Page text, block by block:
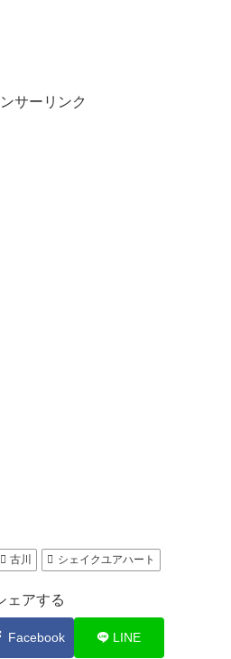
サーリンク
古川 シェイクユアハート
ェアする
Facebook LINE